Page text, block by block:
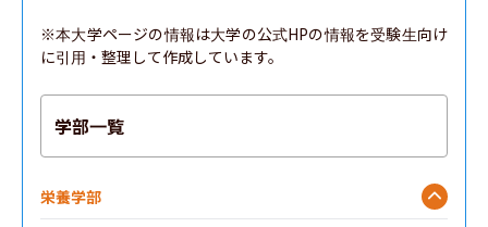
※本大学ページの情報は大学の公式HPの情報を受験生向け
に引用・整理して作成しています。
学部一覧
栄養学部